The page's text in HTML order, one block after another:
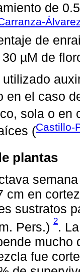
de
de
µM de
utilizado
en el caso
sola o en
(Castillo-
plantas
cm en
sustratos
Pers.) 2.
fue